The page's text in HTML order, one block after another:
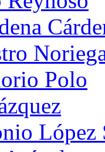
Polo
López